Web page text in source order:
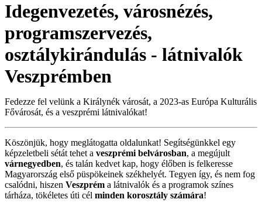
Idegenvezetés, városnézés,
programszervezés,
osztálykirándulás - látnivalók
Veszprémben
Fedezze fel velünk a Királynék városát, a 2023-as Európa Kulturális
Fővárosát, és a veszprémi látnivalókat!
Köszönjük, hogy meglátogatta oldalunkat! Segítségünkkel egy
képzeletbeli sétát tehet a veszprémi belvárosban, a megújult
várnegyedben, és talán kedvet kap, hogy élőben is felkeresse
Magyarország első püspökeinek székhelyét. Tegyen így, és nem fog
csalódni, hiszen Veszprém a látnivalók és a programok színes
tárháza, tökéletes úti cél minden korosztály számára!